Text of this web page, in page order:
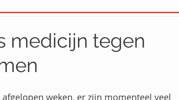
medicijn tegen
weken, er zijn momenteel veel